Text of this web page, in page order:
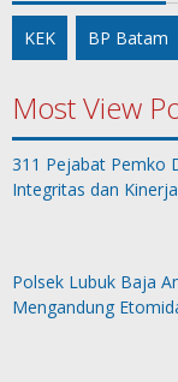
KEK BP Batam
Most View
311 Pejabat Pemko
Integritas dan
Polsek Lubuk Baja
Mengandung